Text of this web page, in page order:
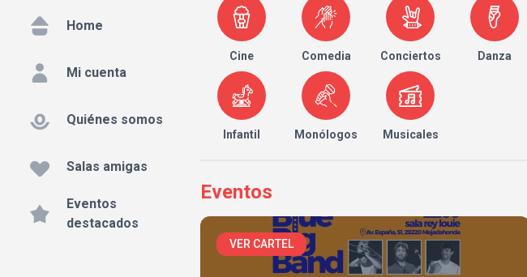
Home
Mi cuenta
Quiénes somos
Salas amigas
Eventos
destacados
Cine Comedia Conciertos Danza
Infantil Monólogos Musicales
Eventos
VER CARTEL